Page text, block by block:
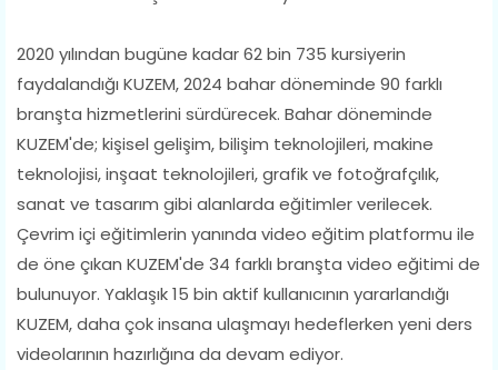
2020 yılından bugüne kadar 62 bin 735 kursiyerin
faydalandığı KUZEM, 2024 bahar döneminde 90 farklı
branşta hizmetlerini sürdürecek. Bahar döneminde
KUZEM'de; kişisel gelişim, bilişim teknolojileri, makine
teknolojisi, inşaat teknolojileri, grafik ve fotoğrafçılık,
sanat ve tasarım gibi alanlarda eğitimler verilecek.
Çevrim içi eğitimlerin yanında video eğitim platformu ile
de öne çıkan KUZEM'de 34 farklı branşta video eğitimi de
bulunuyor. Yaklaşık 15 bin aktif kullanıcının yararlandığı
KUZEM, daha çok insana ulaşmayı hedeflerken yeni ders
videolarının hazırlığına da devam ediyor.